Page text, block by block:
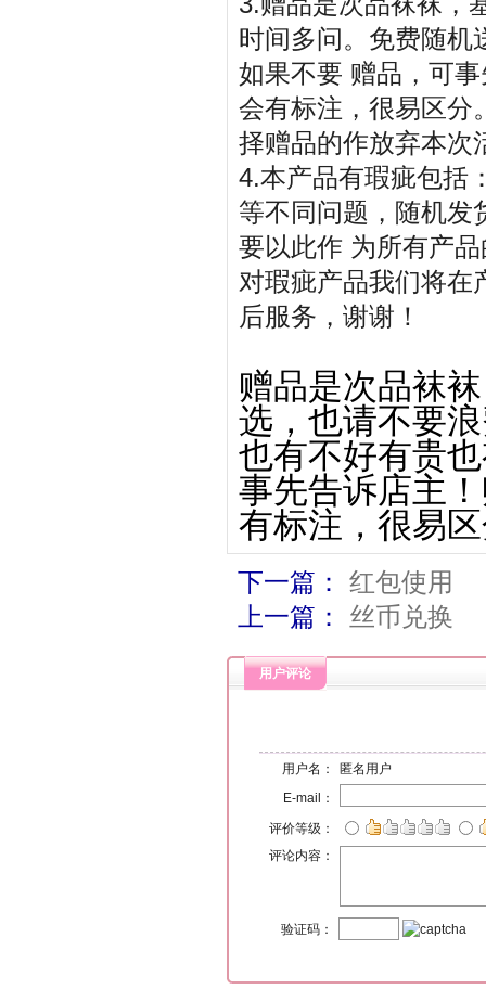
时间多问。免费随机
如果不要 赠品，可
会有标注，很易区分
择赠品的作放弃本次
4.本产品有瑕疵包括
等不同问题，随机发
要以此作 为所有产
对瑕疵产品我们将在
后服务，谢谢！
赠品是次品袜
选，也请不要
也有不好有贵
事先告诉店主
有标注，很易
下一篇： 红包使用
上一篇： 丝币兑换
用户评论
用户名：
匿名用户
E-mail：
评价等级：
评论内容：
验证码：